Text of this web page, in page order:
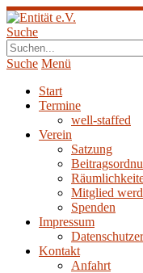
Suche
Suche Menü
Start
Termine
well-staffed
Verein
Satzung
Mitglied
Spenden
Impressum
Kontakt
Anfahrt